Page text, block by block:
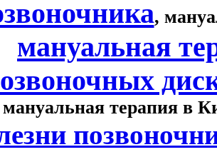
,
мануальная
терапия в